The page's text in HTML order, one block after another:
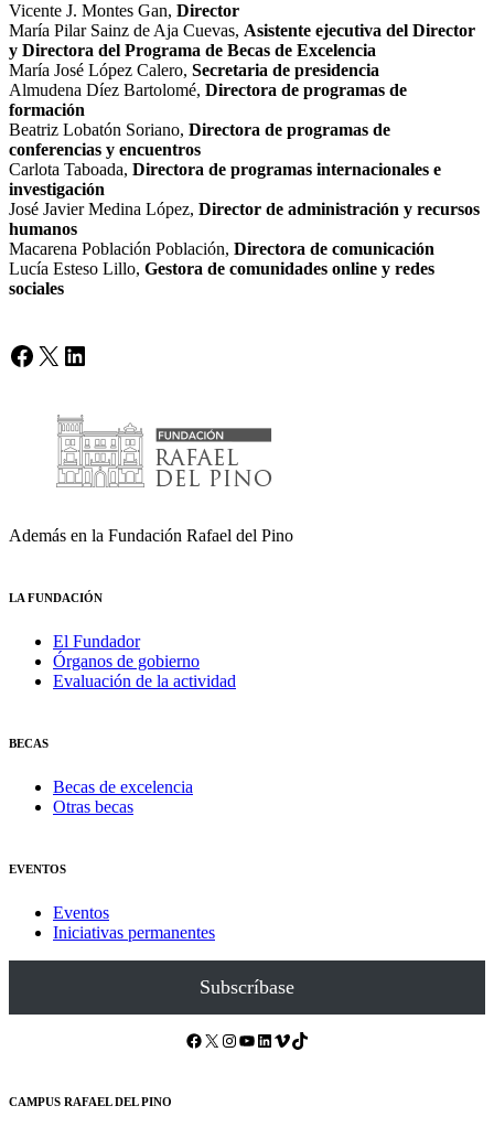
Vicente J. Montes Gan, Director
María Pilar Sainz de Aja Cuevas, Asistente ejecutiva del Director
y Directora del Programa de Becas de Excelencia
María José López Calero, Secretaria de presidencia
Almudena Díez Bartolomé, Directora de programas de
formación
Beatriz Lobatón Soriano, Directora de programas de
conferencias y encuentros
Carlota Taboada, Directora de programas internacionales e
investigación
José Javier Medina López, Director de administración y recursos
humanos
Macarena Población Población, Directora de comunicación
Lucía Esteso Lillo, Gestora de comunidades online y redes
sociales
Facebook
X LinkedIn
Además en la Fundación Rafael del Pino
LA FUNDACIÓN
El Fundador
Órganos de gobierno
Evaluación de la actividad
BECAS
Becas de excelencia
Otras becas
EVENTOS
Eventos
Iniciativas permanentes
Subscríbase
Facebook X Instagram YouTube LinkedIn Vimeo TikTok
CAMPUS RAFAEL DEL PINO